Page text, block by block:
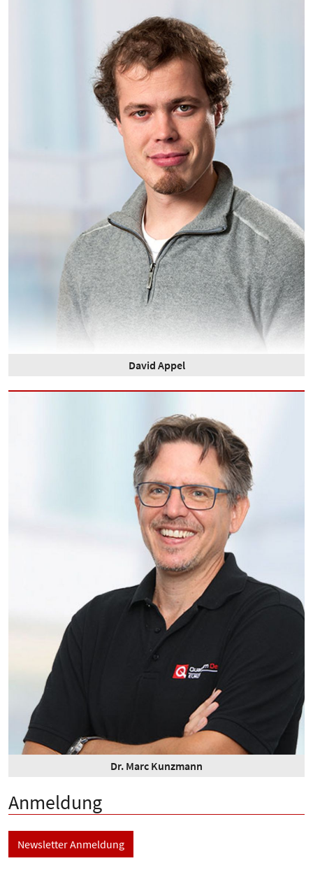
David Appel
Dr. Marc Kunzmann
Anmeldung
Newsletter Anmeldung